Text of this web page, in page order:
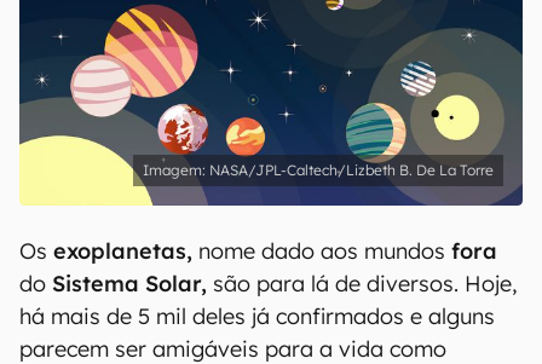
NASA/JPL-Caltech/Lizbeth B. De La Torre
Os exoplanetas, nome dado aos mundos fora
do Sistema Solar, são para lá de diversos. Hoje,
há mais de 5 mil deles já confirmados e alguns
parecem ser amigáveis para a vida como